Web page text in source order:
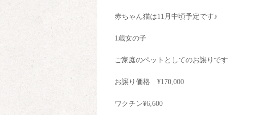
赤ちゃん猫は11月中頃予定です♪
1歳女の子
ご家庭のペットとしてのお譲りです
お譲り価格 ¥170,000
ワクチン¥6,600